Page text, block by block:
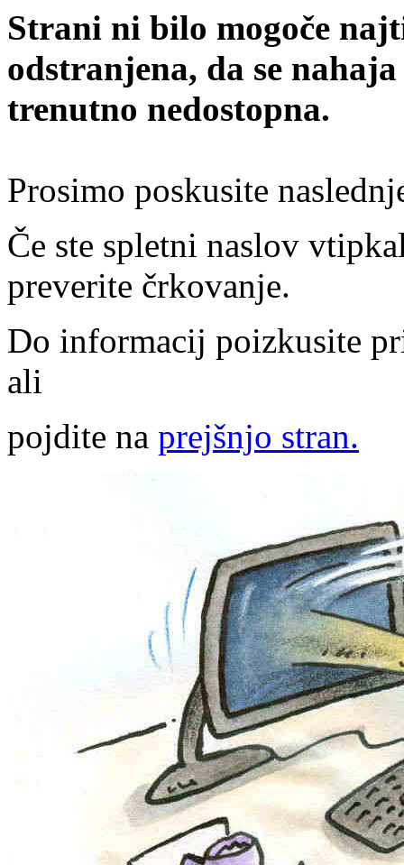
Strani ni bilo mogoče
odstranjena, da se
trenutno nedostopna.
Prosimo poskusite
Če ste spletni naslov
preverite črkovanje.
Do informacij poizkusite
ali
pojdite na prejšnjo stran.